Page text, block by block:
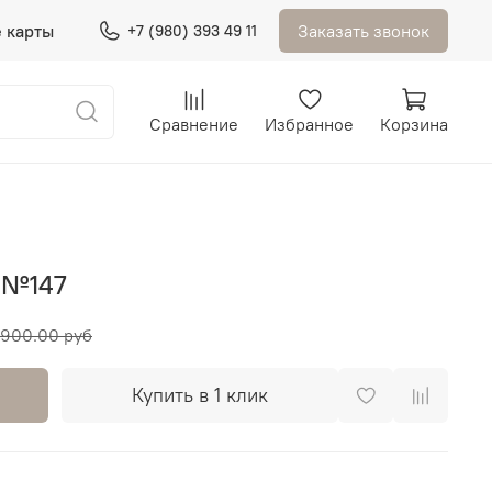
карты +7 (980) 393 49 11 Заказать звонок
Сравнение Избранное Корзина
руб
Купить в 1 клик